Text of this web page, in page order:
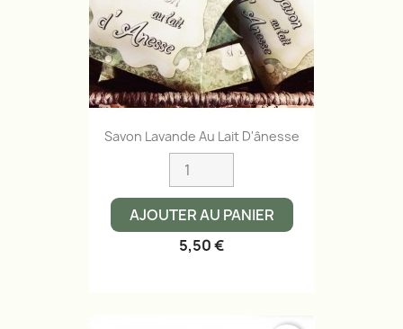
Savon Lavande Au Lait D'ânesse
AJOUTER AU PANIER
5,50 €